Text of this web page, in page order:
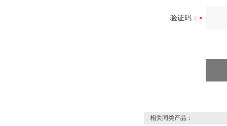
验证码：
相关同类产品：